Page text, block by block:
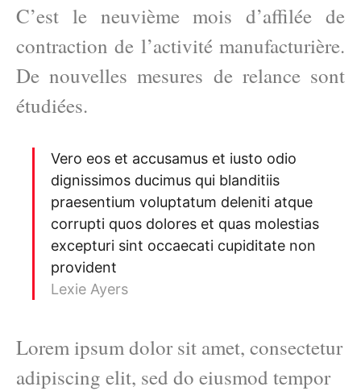
C’est le neuvième mois d’affilée de
contraction de l’activité manufacturière.
De nouvelles mesures de relance sont
étudiées.
Vero eos et accusamus et iusto odio
dignissimos ducimus qui blanditiis
praesentium voluptatum deleniti atque
corrupti quos dolores et quas molestias
excepturi sint occaecati cupiditate non
provident
Lexie Ayers
Lorem ipsum dolor sit amet, consectetur
adipiscing elit, sed do eiusmod tempor